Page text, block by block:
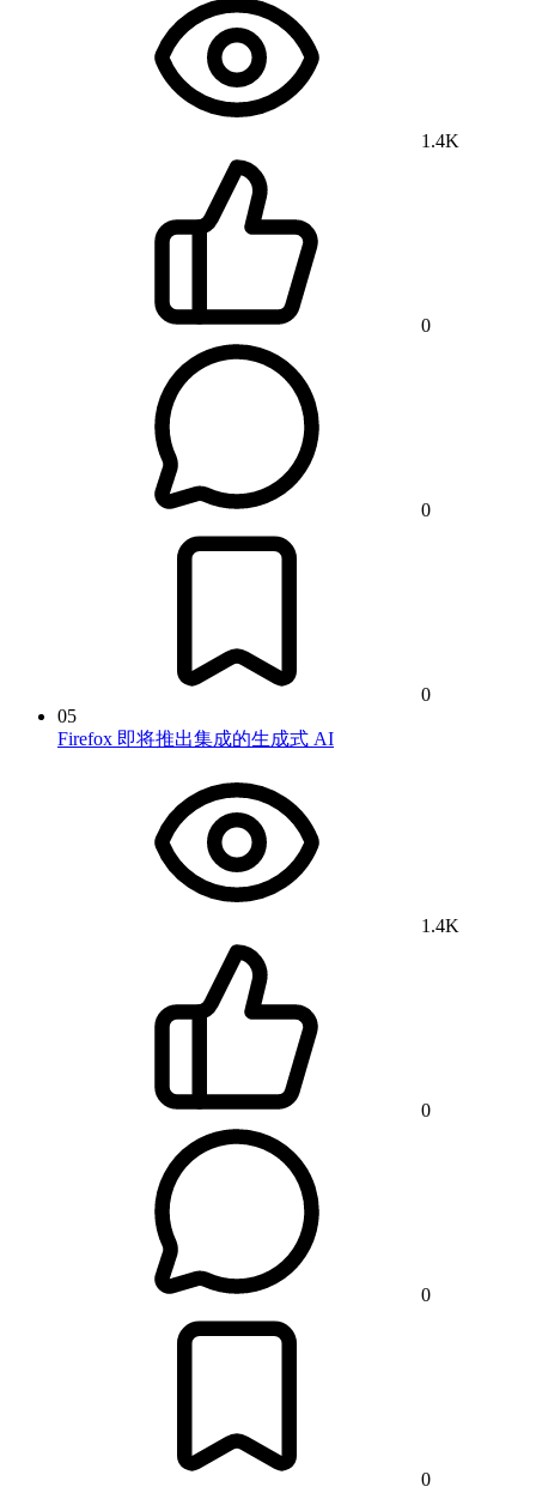
1.4K
0
0
0
05
Firefox 即将推出集成的生成式 AI
1.4K
0
0
0